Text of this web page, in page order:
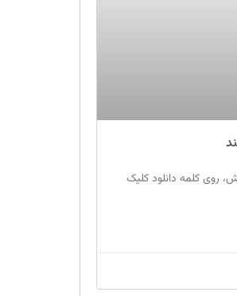
روی کلمه دانلود کلیک